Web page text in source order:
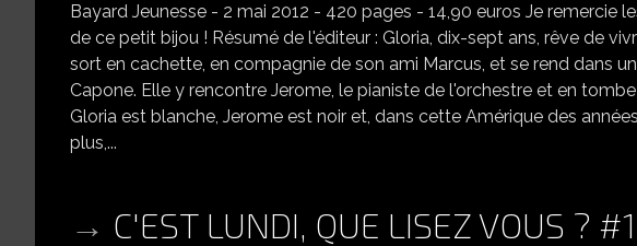
Bayard Jeunesse - 2 mai 2012 - 420 pages - 14,90 euros Je remercie
de ce petit bijou ! Résumé de l'éditeur : Gloria, dix-sept ans, rêve de
sort en cachette, en compagnie de son ami Marcus, et se rend dans
Capone. Elle y rencontre Jerome, le pianiste de l'orchestre et en
Gloria est blanche, Jerome est noir et, dans cette Amérique des
plus,...
C'EST LUNDI, QUE LISEZ VOUS ?